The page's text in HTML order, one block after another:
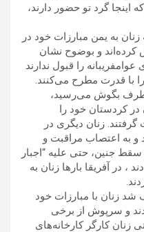
اینجا گرد تو حضور دارند،
به یمن مبارزات خود در
کرده‌اند و بوضوح نشان
را قبول ندارند
با قدرت مطرح می‌کنند.
بگوش می‌رسید،
کردستان خود را
زنان دیگری در
و به اعتصاب مراقبت و
سقط جنین، حتی علیه “اجبار
، در آفریقا بارها زنان به
شد زنان با مبارزات خود
و سرپوش از برخی
زنان کارگر کارخانه‌های